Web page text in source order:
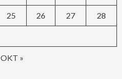
OKT »
25 26 27 28